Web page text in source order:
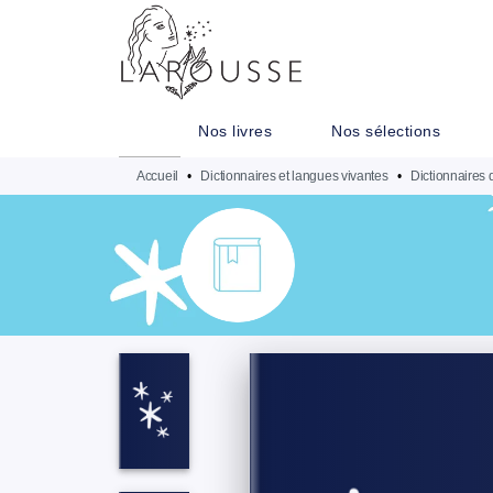
MENU
Nos livres Nos sélections
Accueil • Dictionnaires et langues vivantes • Dictionnaires